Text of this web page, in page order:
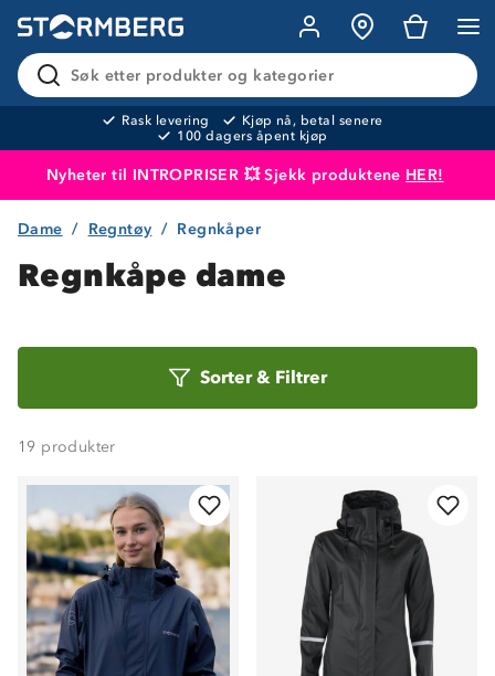
Søk etter produkter og kategorier
Rask levering
Kjøp nå, betal senere
100 dagers åpent kjøp
Nyheter til INTROPRISER 💥 Sjekk produktene HER!
Produktet er lagt i handlekurven
Dame Regntøy Regnkåper
Regnkåpe dame
Sorter& Filtrer
19 produkter